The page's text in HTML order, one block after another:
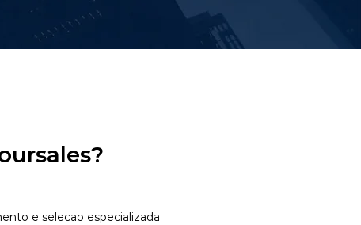
e selecao especializada